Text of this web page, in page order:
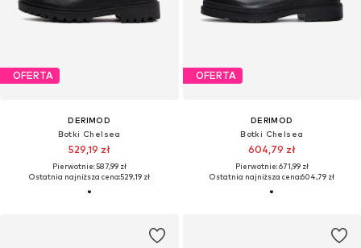
OFERTA
DERIMOD
Botki Chelsea
529,19 zł
Pierwotnie: 587,99 zł
Ostatnia najniższa cena:529,19 zł
OFERTA
DERIMOD
Botki Chelsea
604,79 zł
Pierwotnie: 671,99 zł
Ostatnia najniższa cena:604,79 zł